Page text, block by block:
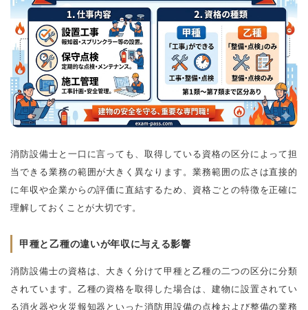
消防設備士と一口に言っても、取得している資格の区分によって担
当できる業務の範囲が大きく異なります。業務範囲の広さは直接的
に年収や企業からの評価に直結するため、資格ごとの特徴を正確に
理解しておくことが大切です。
甲種と乙種の違いが年収に与える影響
消防設備士の資格は、大きく分けて甲種と乙種の二つの区分に分類
されています。乙種の資格を取得した場合は、建物に設置されてい
る消火器や火災報知器といった消防用設備の点検および整備の業務